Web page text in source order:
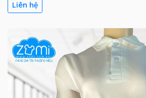
Liên hệ